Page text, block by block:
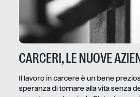
CARCERI, LE NUOVE
Il lavoro in carcere è un bene
speranza di tornare alla vita senza